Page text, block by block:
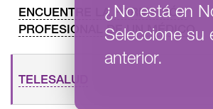
¿No está en
Seleccione su
anterior.
ENCUENTRE LA FORMACIÓN
PROFESIONAL DE UN MÉDICO
TELESALUD